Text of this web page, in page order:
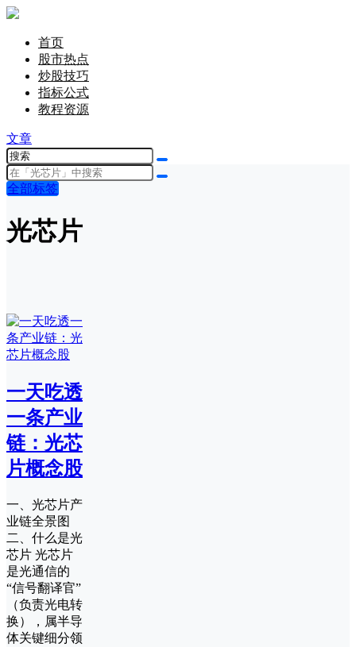
首页
股市热点
炒股技巧
指标公式
教程资源
文章
全部标签
光芯片
一天吃透
一条产业
链：光芯
片概念股
一、光芯片产
业链全景图
二、什么是光
芯片 光芯片
是光通信的
“信号翻译官”
（负责光电转
换），属半导
体关键细分领